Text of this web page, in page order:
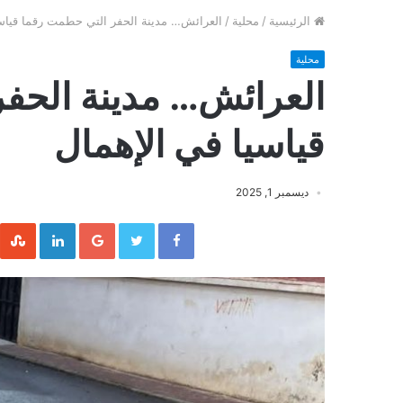
الرئيسية / محلية / العرائش… مدينة الحفر التي حطمت رقما
محلية
العرائش… مدينة
قياسيا في الإهمال
ديسمبر 1, 2025
Facebook
Twitter
Google+